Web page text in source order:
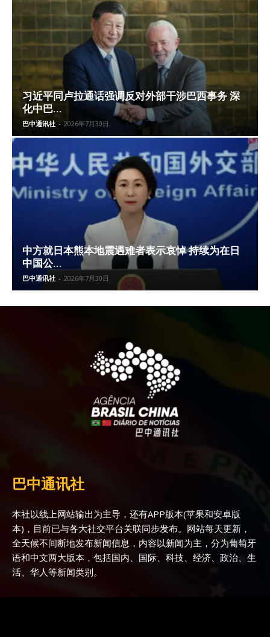
习近平同卢拉通话强调反对外部干涉巴西事务 深
化中巴...
巴中通讯社 - 2026年7月30日
中方就日本熊本地震遇难者表示哀悼 持续为在日
中国公...
巴中通讯社 - 2026年7月30日
巴中通讯社
本社以线上网站输出为主导，还有APP版本(苹果和安卓版
本)，目前已与各大社交平台关联同步发布。网站每天更新，
全天候不间断地发布新闻信息，内容以新闻为主，分为葡萄牙
语和中文两大版本，包括国内、国际、科技、经济、政治、生
活、华人等新闻类别。